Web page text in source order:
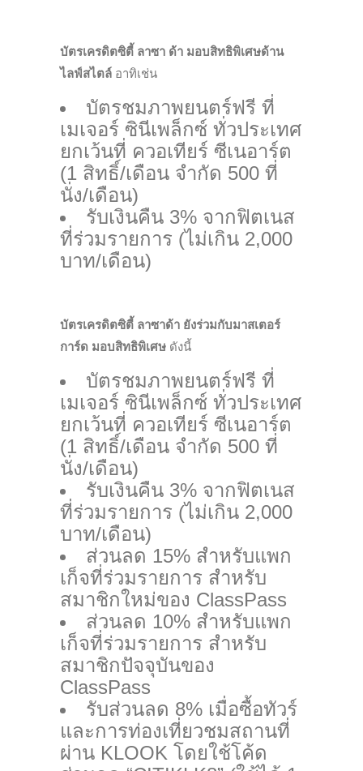
บัตรเครดิตซิตี้ ลาซา ด้า มอบสิทธิพิเศษด้าน
ไลฟ์สไตล์ อาทิเช่น
บัตรชมภาพยนตร์ฟรี ที่
เมเจอร์ ซินีเพล็กซ์ ทั่วประเทศ
ยกเว้นที่ ควอเทียร์ ซีเนอาร์ต
(1 สิทธิ์/เดือน จำกัด 500 ที่
นั่ง/เดือน)
รับเงินคืน 3% จากฟิตเนส
ที่ร่วมรายการ (ไม่เกิน 2,000
บาท/เดือน)
บัตรเครดิตซิตี้ ลาซาด้า ยังร่วมกับมาสเตอร์
การ์ด มอบสิทธิพิเศษ ดังนี้
บัตรชมภาพยนตร์ฟรี ที่
เมเจอร์ ซินีเพล็กซ์ ทั่วประเทศ
ยกเว้นที่ ควอเทียร์ ซีเนอาร์ต
(1 สิทธิ์/เดือน จำกัด 500 ที่
นั่ง/เดือน)
รับเงินคืน 3% จากฟิตเนส
ที่ร่วมรายการ (ไม่เกิน 2,000
บาท/เดือน)
ส่วนลด 15% สำหรับแพก
เก็จที่ร่วมรายการ สำหรับ
สมาชิกใหม่ของ ClassPass
ส่วนลด 10% สำหรับแพก
เก็จที่ร่วมรายการ สำหรับ
สมาชิกปัจจุบันของ
ClassPass
รับส่วนลด 8% เมื่อซื้อทัวร์
และการท่องเที่ยวชมสถานที่
ผ่าน KLOOK โดยใช้โค้ด